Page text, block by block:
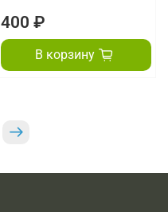
400 ₽
В корзину